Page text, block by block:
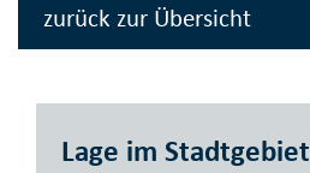
zurück zur Übersicht
Lage im Stadtgebiet